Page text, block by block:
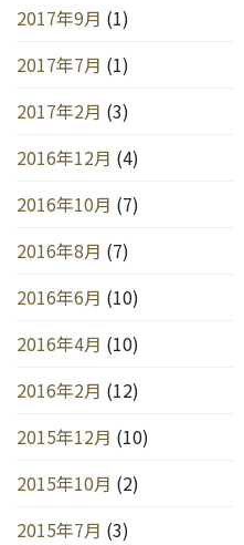
2017年9月 (1)
2017年7月 (1)
2017年2月 (3)
2016年12月 (4)
2016年10月 (7)
2016年8月 (7)
2016年6月 (10)
2016年4月 (10)
2016年2月 (12)
2015年12月 (10)
2015年10月 (2)
2015年7月 (3)